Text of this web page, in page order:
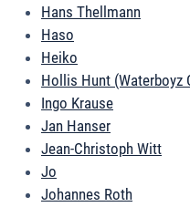
Hans Thellmann
Haso
Heiko
Hollis Hunt (Waterboyz
Ingo Krause
Jan Hanser
Jean-Christoph Witt
Jo
Johannes Roth